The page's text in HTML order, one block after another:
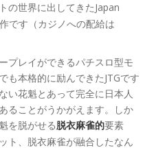
の世界に出してきたJapan
です（カジノへの配給は
プレイができるパチスロ型モ
も本格的に励んできたJTGです
い花魁とあって完全に日本人
ることがうかがえます。しか
を脱がせる脱衣麻雀的要素
ト、脱衣麻雀が融合したなん